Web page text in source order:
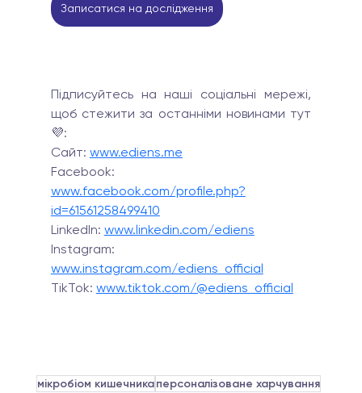
Записатися на дослідження
Підписуйтесь на наші соціальні мережі,
щоб стежити за останніми новинами тут
💜:
Сайт: www.ediens.me
www.facebook.com/profile.php?
id=61561258499410
LinkedIn: www.linkedin.com/ediens
www.instagram.com/ediens_official
TikTok: www.tiktok.com/@ediens_official
мікробіом кишечникаперсоналізоване харчування